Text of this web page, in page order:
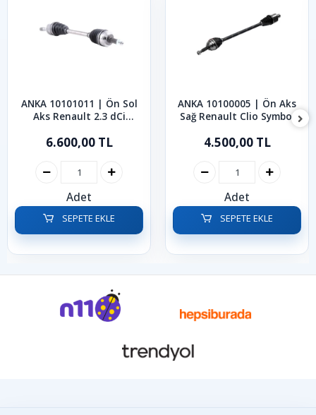
ANKA 10101011 | Ön Sol
Aks Renault 2.3 dCi
6.600,00 TL
Adet
SEPETE EKLE
ANKA 10100005 | Ön Aks
Sağ Renault Clio Symbol
4.500,00 TL
Adet
SEPETE EKLE